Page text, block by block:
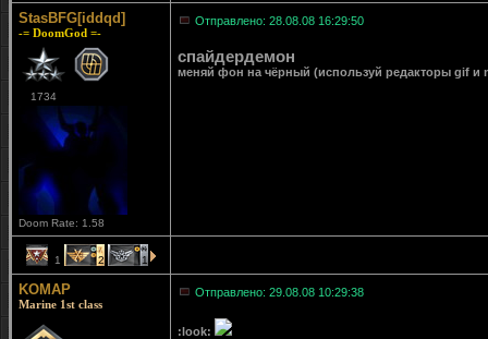
StasBFG[iddqd]
-= DoomGod =-
1734
Doom Rate: 1.58
Отправлено: 28.08.08 16:29:50
спайдердемон
меняй фон на чёрный (используй редакторы gif и
1 2 1
KOMAP
Marine 1st class
Отправлено: 29.08.08 10:29:38
:look: